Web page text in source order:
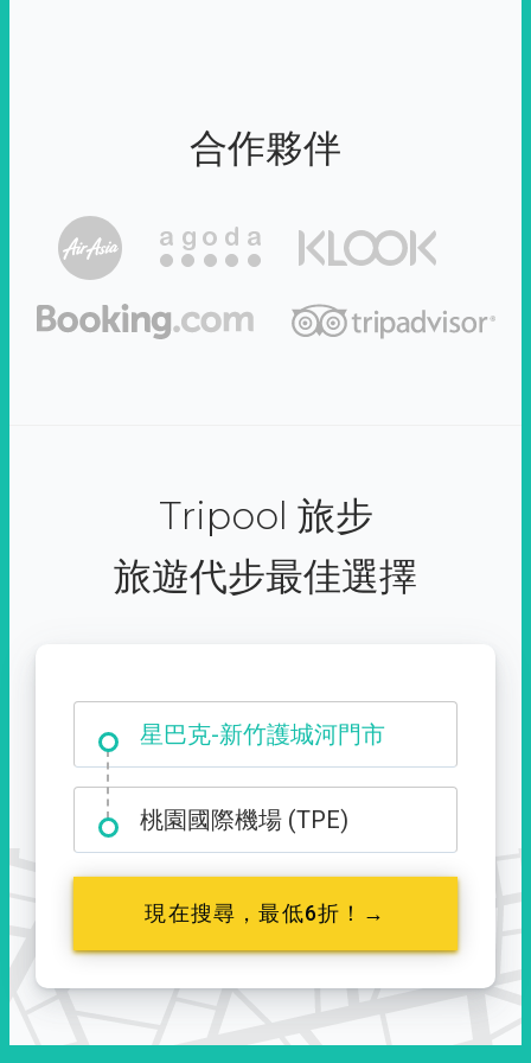
合作夥伴
Tripool 旅步
旅遊代步最佳選擇
星巴克-新竹護城河門市
大霸尖山登山口
桃園國際機場 (TPE)
現在搜尋，最低6折！→